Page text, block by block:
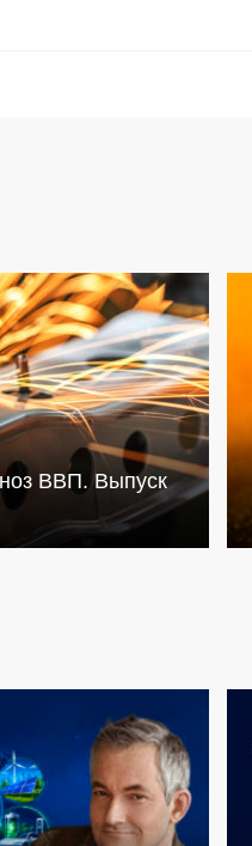
ВВП. Выпуск